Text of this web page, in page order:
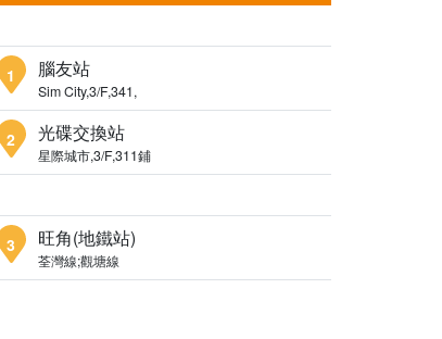
1 腦友站
Sim City,3/F,341,
2 光碟交換站
星際城市,3/F,311鋪
3 旺角(地鐵站)
荃灣線;觀塘線